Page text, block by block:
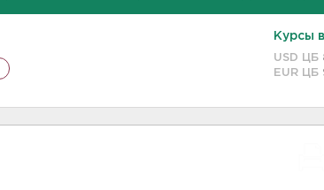
Курсы
USD ЦБ
EUR ЦБ